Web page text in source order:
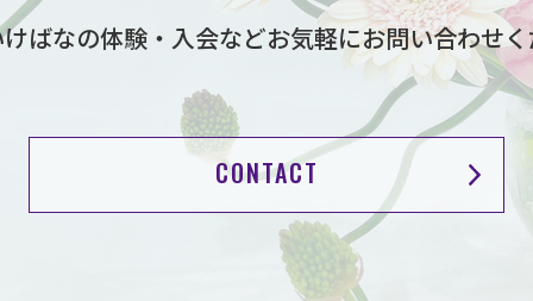
ばなの体験・入会などお気軽にお問い合わせ
CONTACT